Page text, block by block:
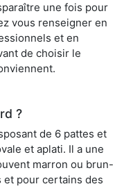
une fois pour
vous renseigner en
et en
de choisir le
?
de 6 pattes et
et aplati. Il a une
marron ou brun-
et pour certains des